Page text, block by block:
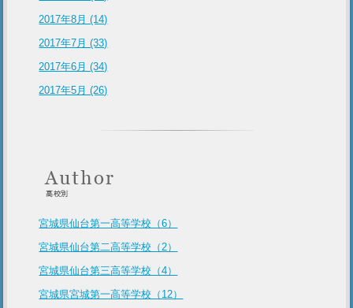
2017年8月 (14)
2017年7月 (33)
2017年6月 (34)
2017年5月 (26)
宮城県仙台第一高等学校（6）
宮城県仙台第二高等学校（2）
宮城県仙台第三高等学校（4）
宮城県宮城第一高等学校（12）